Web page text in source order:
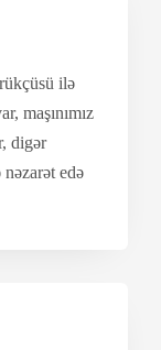
ilə
maşınımız
digər
edə